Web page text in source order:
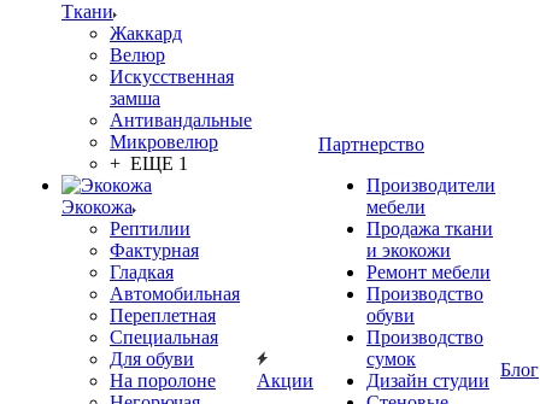
Ткани
Жаккард
Велюр
Искусственная
замша
Антивандальные
Микровелюр
+ ЕЩЕ 1
Экокожа
Рептилии
Фактурная
Гладкая
Автомобильная
Переплетная
Специальная
Для обуви
На поролоне
Акции
Партнерство
Производители
мебели
Продажа ткани
и экокожи
Ремонт мебели
Производство
обуви
Производство
сумок
Дизайн студии
Блог